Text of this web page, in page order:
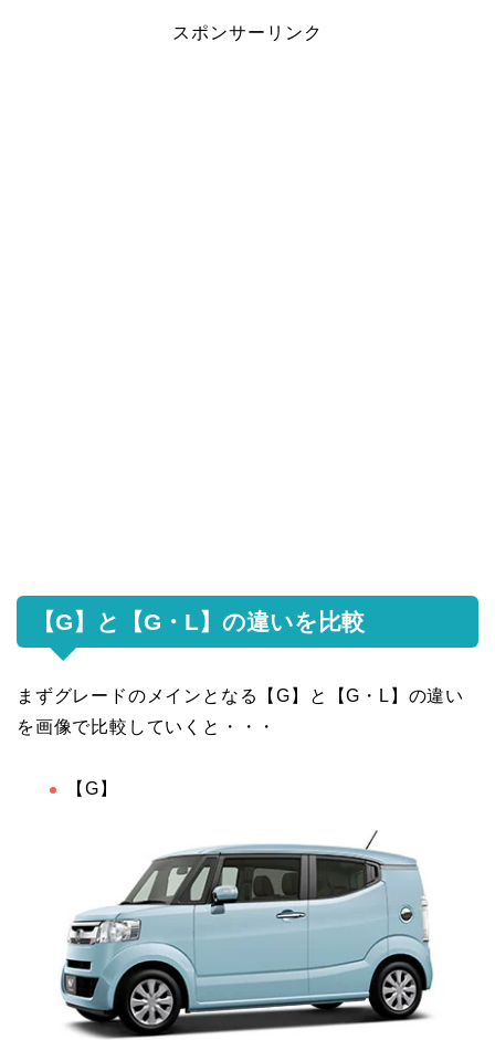
スポンサーリンク
【G】と【G・L】の違いを比較
まずグレードのメインとなる【G】と【G・L】の違い
を画像で比較していくと・・・
【G】